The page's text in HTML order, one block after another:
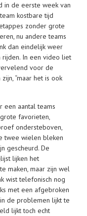
in de eerste week van
kostbare tijd
zonder grote
nu andere teams
dan eindelijk weer
In een video liet
voor de
“maar het is ook
een aantal teams
favorieten,
ondersteboven,
twee wielen bleken
gescheurd. De
lijken het
maken, maar zijn wel
wist telefonisch nog
met een afgebroken
de problemen lijkt te
lijkt toch echt